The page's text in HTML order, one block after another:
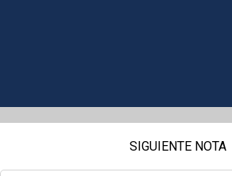
SIGUIENTE NOTA